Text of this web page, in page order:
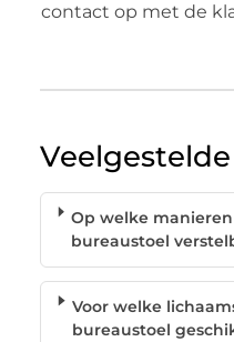
contact op met de
Op welke
bureaustoel
Voor welke
bureaustoel